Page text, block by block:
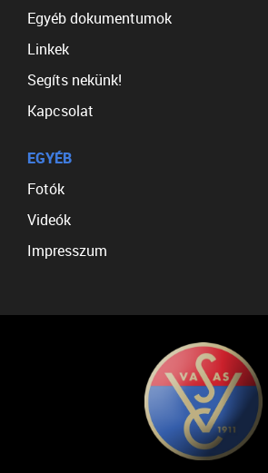
Egyéb dokumentumok
Linkek
Segíts nekünk!
Kapcsolat
EGYÉB
Fotók
Videók
Impresszum